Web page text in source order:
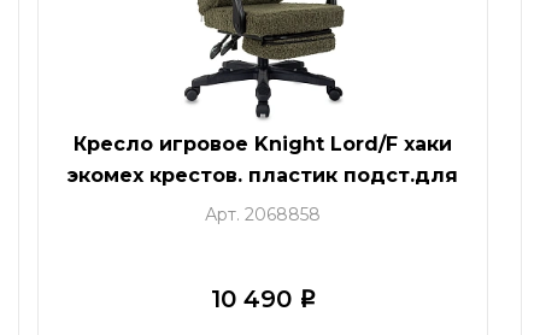
Кресло игровое Knight Lord/F хаки
экомех крестов. пластик подст.для
ног
Арт. 2068858
10 490 i